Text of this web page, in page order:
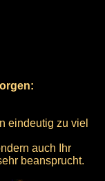
eindeutig zu viel
auch Ihr
beansprucht.